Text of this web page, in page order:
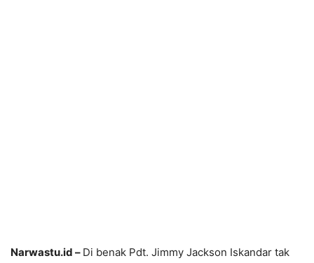
Narwastu.id – Di benak Pdt. Jimmy Jackson Iskandar tak